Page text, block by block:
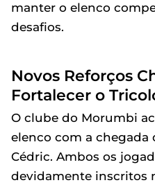
manter o elenco
desafios.
Novos Reforços
Fortalecer o
O clube do Morumbi
elenco com a chegada
Cédric. Ambos os
devidamente inscritos